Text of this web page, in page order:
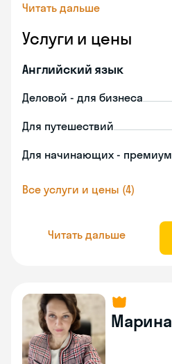
Читать дальше
Услуги и цены
Английский язык
Деловой - для бизнеса
Для путешествий
Для начинающих - премиум
Все услуги и цены (4)
Читать дальше
Марина